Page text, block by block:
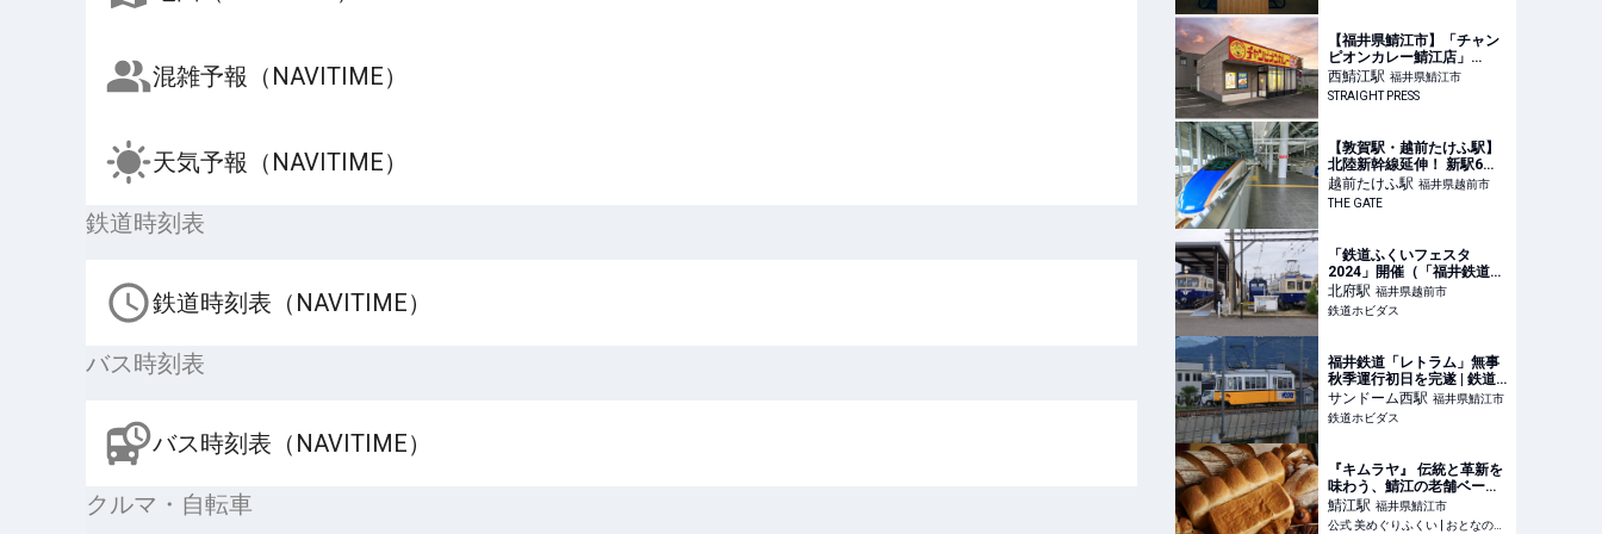
混雑予報（NAVITIME）
天気予報（NAVITIME）
鉄道時刻表
鉄道時刻表（NAVITIME）
バス時刻表
バス時刻表（NAVITIME）
クルマ・自転車
【福井県鯖江市】「チャン
ピオンカレー鯖江店」
10/16オープン！プレゼン
ト企画や一口カレー配布も
西鯖江駅 福井県鯖江市
STRAIGHT PRESS
【敦賀駅・越前たけふ駅】
北陸新幹線延伸！ 新駅6つ
の構内＆周辺スポット＋観
光地① | THE GATE
越前たけふ駅 福井県越前市
THE GATE
「鉄道ふくいフェスタ
2024」開催（「福井鉄道
with ふくぶせんフェスタin
北府駅」編） | 鉄道ホビダ
北府駅 福井県越前市
鉄道ホビダス
福井鉄道「レトラム」無事
秋季運行初日を完遂 | 鉄道
ホビダス
サンドーム西駅 福井県鯖江市
鉄道ホビダス
『キムラヤ』 伝統と革新を
味わう、鯖江の老舗ベーカ
リー | 公式 美めぐりふくい
鯖江駅 福井県鯖江市
公式 美めぐりふくい | おとなのご褒美旅